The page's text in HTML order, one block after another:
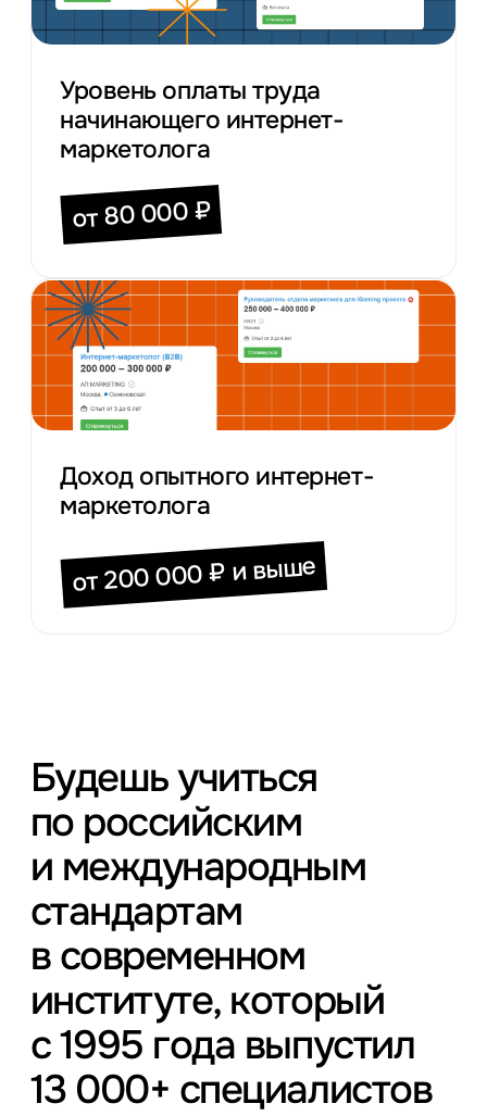
способностей.
Уровень оплаты труда
начинающего интернет-
маркетолога
от 80 000 ₽
Доход опытного интернет-
маркетолога
от 200 000 ₽ и выше
Будешь учиться
по российским
и международным
стандартам
в современном
институте, который
с 1995 года выпустил
13 000+ специалистов